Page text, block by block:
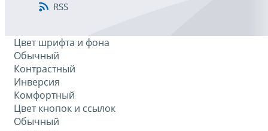
RSS
Цвет шрифта и фона
Обычный
Контрастный
Инверсия
Комфортный
Цвет кнопок и ссылок
Обычный